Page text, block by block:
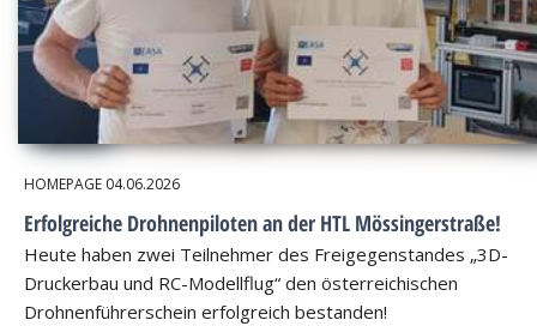
HOMEPAGE 04.06.2026
Erfolgreiche Drohnenpiloten an der HTL Mössingerstraße!
Heute haben zwei Teilnehmer des Freigegenstandes „3D-
Druckerbau und RC-Modellflug“ den österreichischen
Drohnenführerschein erfolgreich bestanden!